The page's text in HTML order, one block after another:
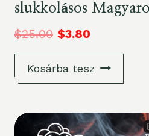
slukkolásos
$25.00 $3.80
Kosárba tesz